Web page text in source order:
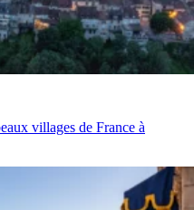
villages de France à